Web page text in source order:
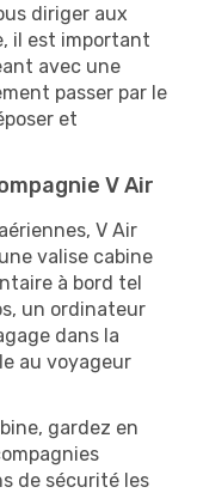
diriger aux
il est important
avec une
passer par le
et
V Air
V Air
valise cabine
à bord tel
un ordinateur
dans la
au voyageur
gardez en
de sécurité les